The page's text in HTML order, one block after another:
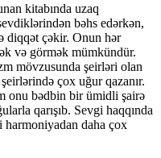
kitabında uzaq
bəhs edərkən,
diqqət çəkir. Onun hər
və görmək mümkündür.
mövzusunda şeirləri olan
çox uğur qazanır.
onu bədbin bir ümidli şairə
qarışıb. Sevgi haqqında
harmoniyadan daha çox